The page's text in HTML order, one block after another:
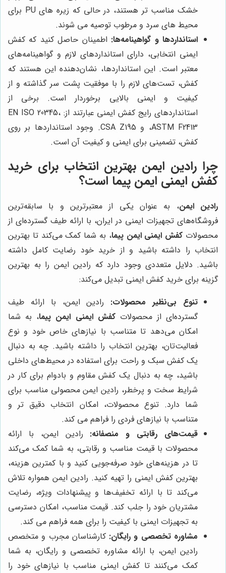
خشک مناسب تر هستند، در حالی که زیره های PU برای
محیط های سرد و مرطوب توصیه می شوند.
استانداردها و گواهینامه‌ها: اطمینان حاصل کنید که کفش
ایمنی انتخابی، دارای استانداردهای لازم و گواهینامه‌های
معتبر است. این استانداردها، نشان‌دهنده این هستند که
کفش، تست‌های لازم را با موفقیت پشت سر گذاشته و از
کیفیت و ایمنی بالایی برخوردار است. برخی از
استانداردهای رایج کفش ایمنی عبارتند از: EN ISO 20345،
ASTM F2413، و CSA Z195. وجود استانداردها بر روی
کفش، تضمینی برای ایمنی و کیفیت آن است.
چرا رادین ایمن بهترین انتخاب برای خرید
کفش ایمنی ایمن پیما است؟
رادین ایمن، به عنوان یکی از معتبرترین و با سابقه‌ترین
فروشگاه‌های تجهیزات ایمنی در ایران، با ارائه طیف گسترده‌ای از
محصولات کفش ایمنی ایمن پیما، به شما کمک می‌کند تا بهترین
انتخاب را داشته باشید و از خرید خود رضایت کامل داشته
باشید. دلایل متعددی وجود دارد که رادین ایمن را به بهترین
گزینه برای خرید کفش ایمنی تبدیل می‌کند:
تنوع بی‌نظیر محصولات: رادین ایمن، با ارائه طیف
گسترده‌ای از محصولاتکفش ایمنی ایمن پیما، به شما
امکان می‌دهد تا متناسب با نیازهای خاص خود و نوع
فعالیت‌تان، بهترین انتخاب را داشته باشید. چه به دنبال
یک کفش سبک و راحت برای استفاده در محیط‌های داخلی
باشید، چه به دنبال یک کفش مقاوم و بادوام برای کار در
شرایط سخت و پرخطر، رادین ایمن محصولی مناسب برای
شما دارد. تنوع محصولات، امکان انتخاب دقیق تر و
متناسب با نیازهای فردی را فراهم می کند.
قیمت‌های رقابتی و منصفانه: رادین ایمن، با ارائه
محصولات با قیمت مناسب و رقابتی، به شما کمک می‌کند
تا در هزینه‌های خود صرفه‌جویی کنید و با کمترین هزینه،
بهترین کفش ایمنی را تهیه کنید. رادین ایمن همواره تلاش
می‌کند تا با ارائه تخفیف‌ها و پیشنهادات ویژه، رضایت
مشتریان خود را جلب کند. قیمت مناسب، امکان دسترسی
به تجهیزات ایمنی با کیفیت را برای همه فراهم می کند.
مشاوره تخصصی و رایگان: کارشناسان مجرب و متخصص
رادین ایمن، با ارائه مشاوره تخصصی و رایگان، به شما
کمک می‌کنند تا کفش ایمنی مناسب با نیازهای خود را